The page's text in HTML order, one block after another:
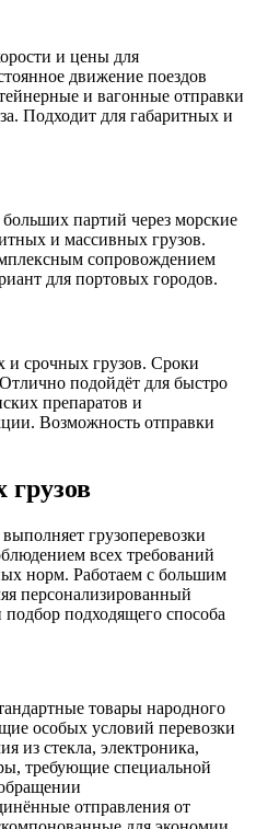
и цены для
движение поездов
и вагонные отправки
Подходит для габаритных и
больших партий через морские
и массивных грузов.
сопровождением
для портовых городов.
и срочных грузов. Сроки
подойдёт для быстро
препаратов и
Возможность отправки
грузоперевозки
всех требований
норм. Работаем с большим
персонализированный
подходящего способа
товары народного
особых условий перевозки
из стекла, электроника,
требующие специальной
отправления от